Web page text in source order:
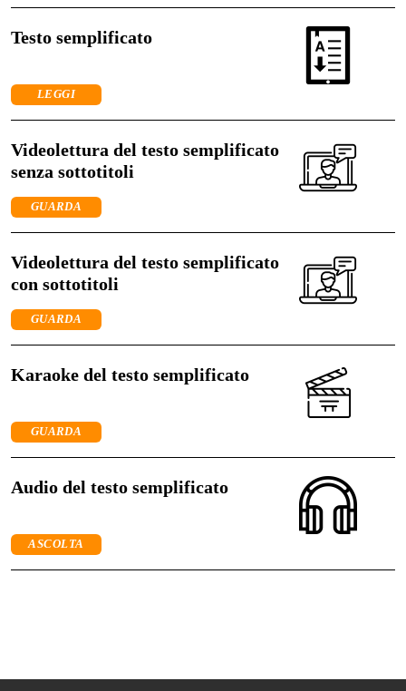
Testo semplificato
LEGGI
Videolettura del testo semplificato
senza sottotitoli
GUARDA
Videolettura del testo semplificato
con sottotitoli
GUARDA
Karaoke del testo semplificato
GUARDA
Audio del testo semplificato
ASCOLTA